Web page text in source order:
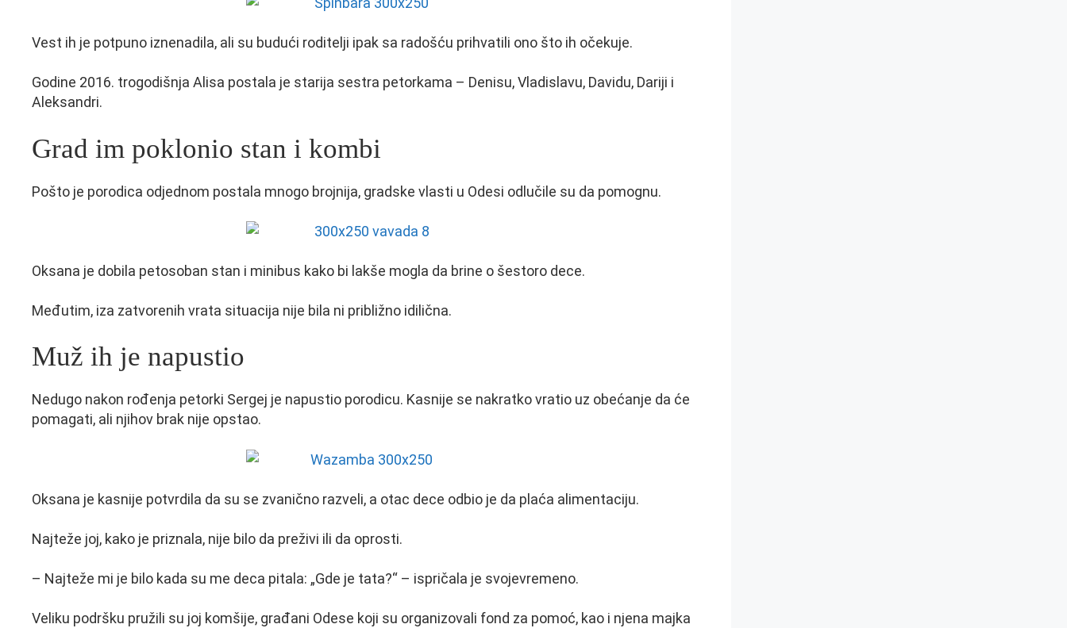
Vest ih je potpuno iznenadila, ali su budući roditelji ipak sa radošću prihvatili ono što ih očekuje.
Godine 2016. trogodišnja Alisa postala je starija sestra petorkama – Denisu, Vladislavu, Davidu, Dariji i
Aleksandri.
Grad im poklonio stan i kombi
Pošto je porodica odjednom postala mnogo brojnija, gradske vlasti u Odesi odlučile su da pomognu.
Oksana je dobila petosoban stan i minibus kako bi lakše mogla da brine o šestoro dece.
Međutim, iza zatvorenih vrata situacija nije bila ni približno idilična.
Muž ih je napustio
Nedugo nakon rođenja petorki Sergej je napustio porodicu. Kasnije se nakratko vratio uz obećanje da će
pomagati, ali njihov brak nije opstao.
Oksana je kasnije potvrdila da su se zvanično razveli, a otac dece odbio je da plaća alimentaciju.
Najteže joj, kako je priznala, nije bilo da preživi ili da oprosti.
– Najteže mi je bilo kada su me deca pitala: „Gde je tata?“ – ispričala je svojevremeno.
Veliku podršku pružili su joj komšije, građani Odese koji su organizovali fond za pomoć, kao i njena majka